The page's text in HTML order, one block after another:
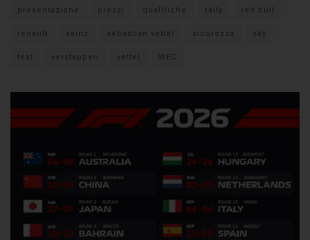
presentazione prezzi qualifiche rally red bull
renault sainz sebastian vettel sicurezza sky
test verstappen vettel WEC